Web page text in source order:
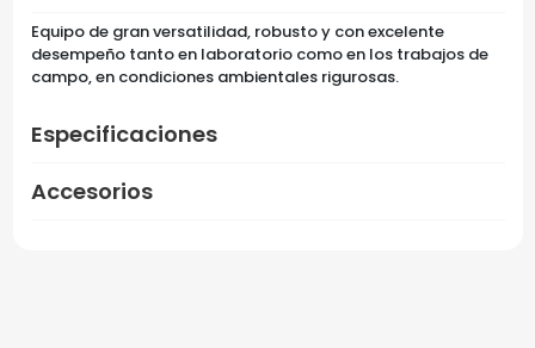
Equipo de gran versatilidad, robusto y con excelente
desempeño tanto en laboratorio como en los trabajos de
campo, en condiciones ambientales rigurosas.
Especificaciones
Accesorios